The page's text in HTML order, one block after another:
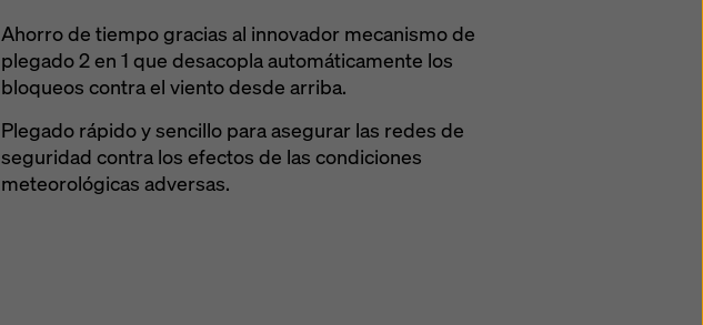
Ahorro de tiempo gracias al innovador mecanismo de
plegado 2 en 1 que desacopla automáticamente los
bloqueos contra el viento desde arriba.
Plegado rápido y sencillo para asegurar las redes de
seguridad contra los efectos de las condiciones
meteorológicas adversas.